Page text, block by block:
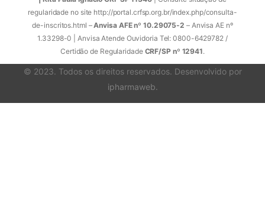
regularidade no site http://portal.crfsp.org.br/index.php/consulta-
de-inscritos.html –Anvisa AFE nº 10.29075-2 – Anvisa AE nº
1.33298-0 | Anvisa Atende Ouvidoria Tel: 0800-6429782 /
Certidão de Regularidade CRF/SP nº 12941.
© 2023. Todos os direitos reservados. Desenvolvido por
ipharmaweb.